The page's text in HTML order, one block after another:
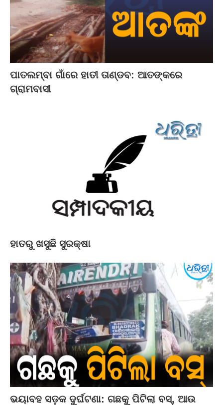
ପାତଲମ୍ବା ଗାଁରେ ହାତୀ ତାଣ୍ଡବ: ଆତଙ୍କରେ
ଗ୍ରାମବାସୀ
ହାତରୁ ଖସୁଛି ସୁରକ୍ଷା
ଭୟାବହ ସଡ଼କ ଦୁର୍ଘଟଣା: ଗଛକୁ ପିଟିଲା ବସ୍‌, ଆଉ